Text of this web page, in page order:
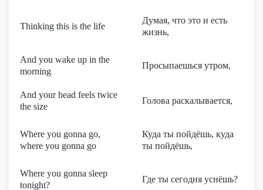
Thinking this is the life
Думая, что это и есть
жизнь,
And you wake up in the
morning
Просыпаешься утром,
And your head feels twice
the size
Голова раскалывается,
Where you gonna go,
where you gonna go
Куда ты пойдёшь, куда
ты пойдёшь,
Where you gonna sleep
tonight?
Где ты сегодня уснёшь?